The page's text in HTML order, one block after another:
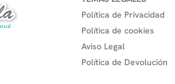
Política de Privacidad
Política de cookies
Aviso Legal
Política de Devolución